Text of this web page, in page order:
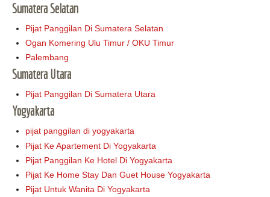
Sumatera Selatan
Pijat Panggilan Di Sumatera Selatan
Ogan Komering Ulu Timur / OKU Timur
Palembang
Sumatera Utara
Pijat Panggilan Di Sumatera Utara
Yogyakarta
pijat panggilan di yogyakarta
Pijat Ke Apartement Di Yogyakarta
Pijat Panggilan Ke Hotel Di Yogyakarta
Pijat Ke Home Stay Dan Guet House Yogyakarta
Pijat Untuk Wanita Di Yogyakarta